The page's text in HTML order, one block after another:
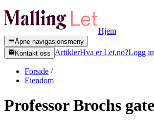
Hjem
Åpne navigasjonsmeny
Kontakt oss
ArtiklerHva er Let.no?Logg
Forside /
Eiendom
Professor Brochs